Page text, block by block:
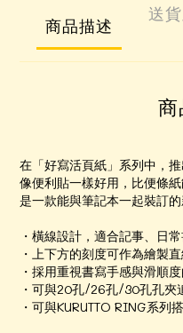
商品描述
送
商
在「好寫活頁紙」系列中，
像便利貼一樣好用，比便條紙
是一款能與筆記本一起裝訂的
・橫線設計，適合記事、日
・上下方的刻度可作為繪製
・採用重視書寫手感與滑順
・可與20孔/26孔/30孔孔夾
・可與KURUTTO RING系列